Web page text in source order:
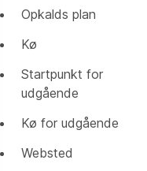
Opkalds plan
Kø
Startpunkt for
udgående
Kø for udgående
Websted